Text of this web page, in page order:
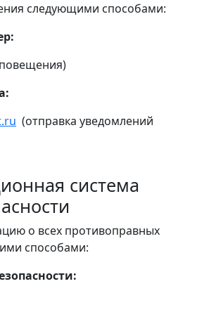
следующими способами:
(отправка уведомлений
система
о всех противоправных
способами: